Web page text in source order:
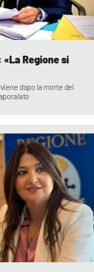
Regione si
dopo la morte dei